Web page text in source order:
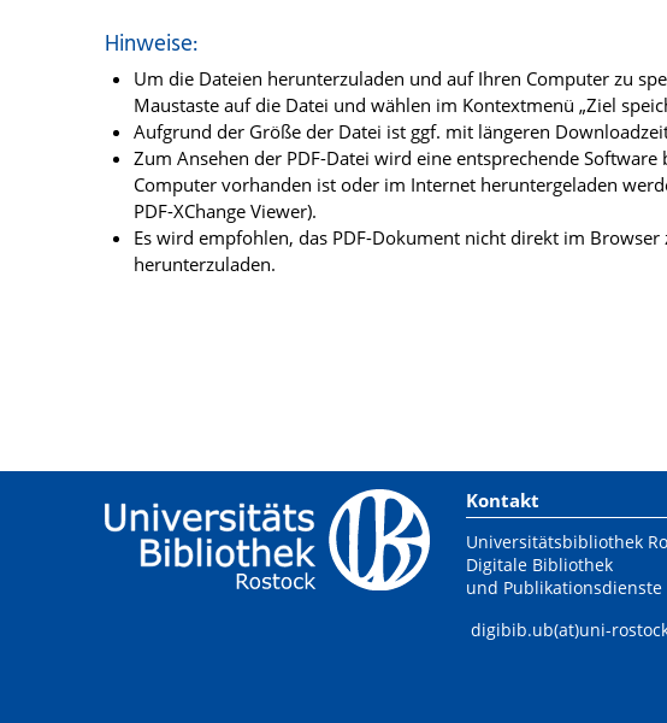
Hinweise:
Um die Dateien herunterzuladen und auf Ihren Computer zu
Maustaste auf die Datei und wählen im Kontextmenü „Ziel
Aufgrund der Größe der Datei ist ggf. mit längeren
Zum Ansehen der PDF-Datei wird eine entsprechende
Computer vorhanden ist oder im Internet heruntergeladen
PDF-XChange Viewer).
Es wird empfohlen, das PDF-Dokument nicht direkt im
herunterzuladen.
Kontakt
Universitätsbibliothek
Digitale Bibliothek
und Publikationsdienste
digibib.ub(at)uni-